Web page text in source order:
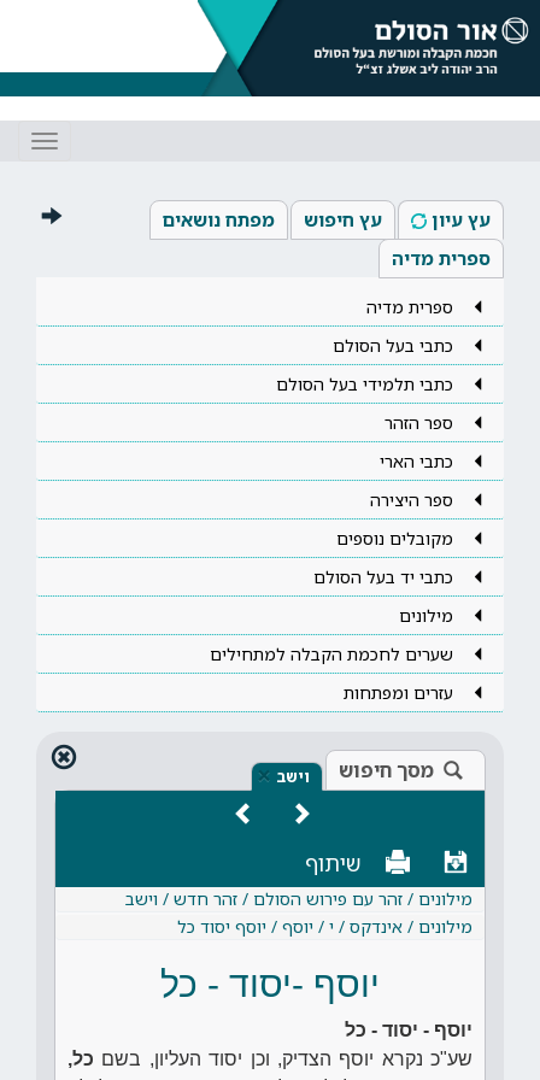
עץ עיון עץ חיפוש
מפתח נושאים
ספרית מדיה
ספרית מדיה
כתבי בעל הסולם
כתבי תלמידי בעל הסולם
ספר הזהר
כתבי הארי
ספר היצירה
מקובלים נוספים
כתבי יד בעל הסולם
מילונים
שערים לחכמת הקבלה למתחילים
עזרים ומפתחות
מסך חיפוש וישב ×
שיתוף
מילונים / זהר עם פירוש הסולם / זהר חדש / וישב
מילונים / אינדקס / י / יוסף / יוסף יסוד כל
יוסף -יסוד - כל
יוסף - יסוד - כל
שע"כ נקרא יוסף הצדיק, וכן יסוד העליון, בשם כל,